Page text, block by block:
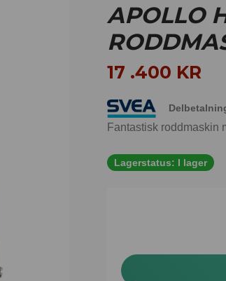
APOLLO
17 .400 KR
Fantastisk roddmaskin
Lagerstatus: I lager